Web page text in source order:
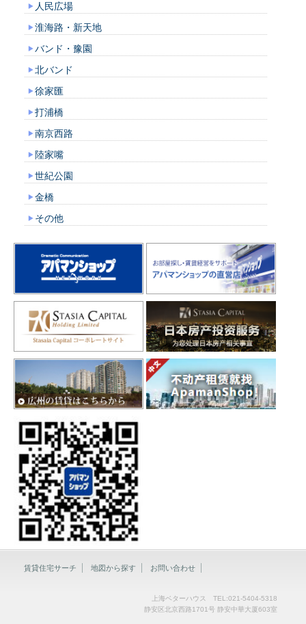
人民広場
淮海路・新天地
バンド・豫園
北バンド
徐家匯
打浦橋
南京西路
陸家嘴
世紀公園
金橋
その他
賃貸住宅サーチ 地図から探す お問い合わせ
上海ベターハウス TEL:021-5404-5318
静安区北京西路1701号 静安中華大厦603室